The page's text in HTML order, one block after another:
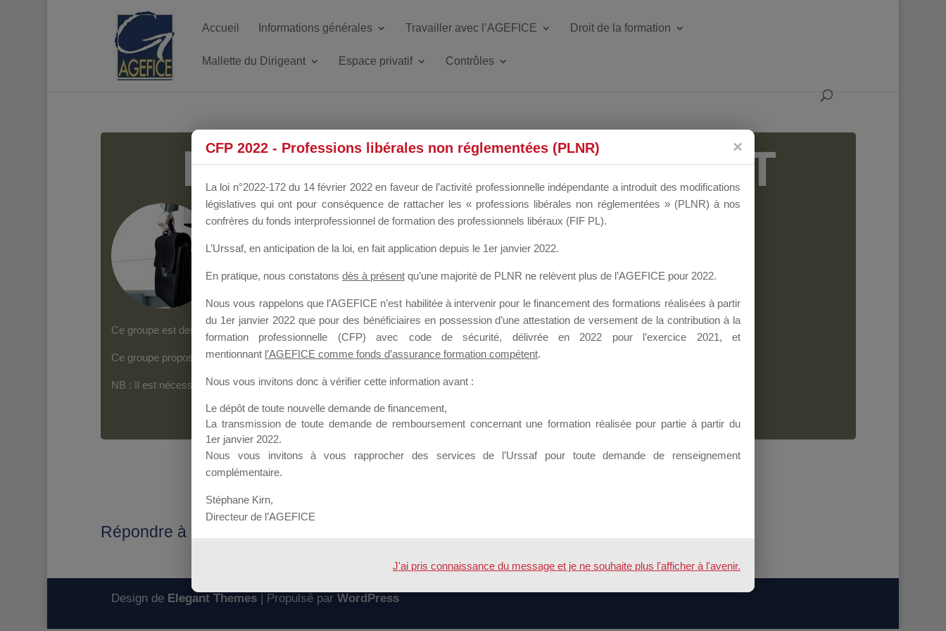
Accueil Informations générales Travailler avec l’AGEFICE Droit de la formation
Mallette du Dirigeant Espace privatif Contrôles
MALLETTE DU DIRIGEANT
Groupe Public il y a un mois
Ce groupe est destiné aux Organismes de Formation qui souhaitent répondre à l’Appel à Propositions Mallette du Dirigeant.
Ce groupe propose un forum dédié au support sur lequel il est possible de laisser un message ou poser une question.
NB : Il est nécessaire d’êtreinscrit(e)pour pouvoir rejoindre ce groupe
Répondre à : lieu
Design de Elegant Themes| Propulsé par WordPress
CFP 2022 - Professions libérales non réglementées (PLNR)
La loi n°2022-172 du 14 février 2022 en faveur de l’activité professionnelle indépendante a introduit des modifications
législatives qui ont pour conséquence de rattacher les « professions libérales non réglementées » (PLNR) à nos
confrères du fonds interprofessionnel de formation des professionnels libéraux (FIF PL).
L’Urssaf, en anticipation de la loi, en fait application depuis le 1er janvier 2022.
En pratique, nous constatons dès à présent qu’une majorité de PLNR ne relèvent plus de l’AGEFICE pour 2022.
Nous vous rappelons que l’AGEFICE n’est habilitée à intervenir pour le financement des formations réalisées à partir
du 1er janvier 2022 que pour des bénéficiaires en possession d’une attestation de versement de la contribution à la
formation professionnelle (CFP) avec code de sécurité, délivrée en 2022 pour l’exercice 2021, et
mentionnant l’AGEFICE comme fonds d’assurance formation compétent.
Nous vous invitons donc à vérifier cette information avant :
Le dépôt de toute nouvelle demande de financement,
La transmission de toute demande de remboursement concernant une formation réalisée pour partie à partir du
1er janvier 2022.
Nous vous invitons à vous rapprocher des services de l’Urssaf pour toute demande de renseignement
complémentaire.
Stéphane Kirn,
Directeur de l’AGEFICE
J'ai pris connaissance du message et je ne souhaite plus l'afficher à l'avenir.